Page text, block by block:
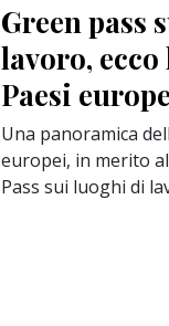
Green pass
lavoro,
Paesi
Una panoramica
europei, in merito
Pass sui luoghi di